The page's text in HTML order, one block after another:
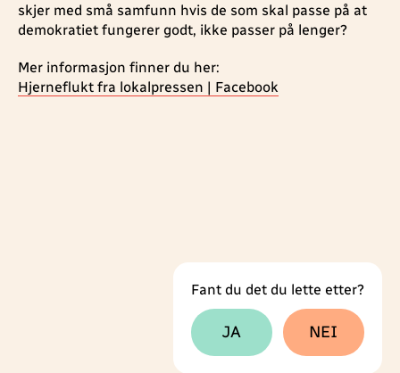
skjer med små samfunn hvis de som skal passe på at
demokratiet fungerer godt, ikke passer på lenger?
Mer informasjon finner du her:
Hjerneflukt fra lokalpressen | Facebook
Fant du det du lette etter?
Tilbakemeldingsskjema
JA NEI